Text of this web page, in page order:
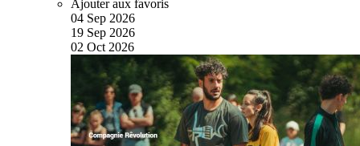
Ajouter aux favoris
04 Sep 2026
19 Sep 2026
02 Oct 2026